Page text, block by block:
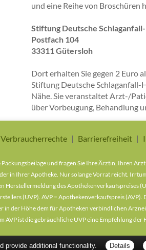
und eine Reihe von Broschüren
Stiftung Deutsche
Postfach 104
33311 Gütersloh
Dort erhalten Sie gegen 2 Euro
Stiftung Deutsche
Nähe. Sie veranstaltet Arzt-/
über Vorbeugung, Behandlung
Verbraucherrechte Barrierefreiheit
und fragen Sie Ihre Ärztin, Ihren
in Ihrer Apotheke. Nur solange Vorrat reicht.
Herstellermeldung des
(UVP). AVP = Apothekenverkaufspreis
der Höhe dem für Apotheken verbindlichen
ist die gebräuchliche UVP eine Empfehlung der
provide additional functionality. Details